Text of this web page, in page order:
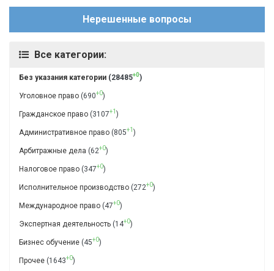
Нерешенные вопросы
Все категории:
Без указания категории (28485+0)
Уголовное право (690+0)
Гражданское право (3107+1 )
Административное право (805+1 )
Арбитражные дела (62+0)
Налоговое право (347+0)
Исполнительное производство (272+0)
Международное право (47+0)
Экспертная деятельность (14+0)
Бизнес обучение (45+0)
Прочее (1643+0)